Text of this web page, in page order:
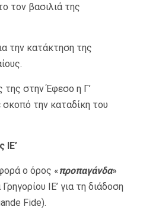
τον βασιλιά της
την κατάκτηση της
της στην Έφεσο η Γ’
σκοπό την καταδίκη του
ο όρος «προπαγάνδα»
ΙΕ’ για τη διάδοση
Fide).